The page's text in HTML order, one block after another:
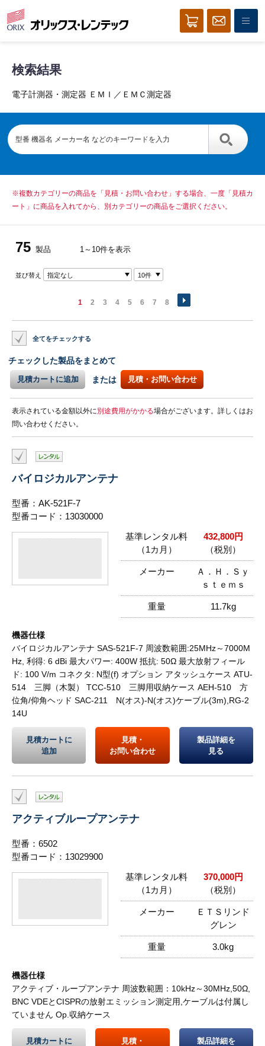
検索結果
電子計測器・測定器 ＥＭＩ／ＥＭＣ測定器
※複数カテゴリーの商品を「見積・お問い合わせ」する場合、一度「見積カ
ート」に商品を入れてから、別カテゴリーの商品をご選択ください。
75 製品 1～10件を表示
並び替え 指定なし 10件
1 2 3 4 5 6 7 8
全てをチェックする
チェックした製品をまとめて
見積カートに追加 または 見積・お問い合わせ
表示されている金額以外に別途費用がかかる場合がございます。詳しくはお
問い合わせください。
バイロジカルアンテナ
型番：AK-521F-7
型番コード：13030000
基準レンタル料
（1カ月）
432,800円
（税別）
メーカー
Ａ．Ｈ．Ｓｙ
ｓｔｅｍｓ
重量 11.7kg
機器仕様
バイロジカルアンテナ SAS-521F-7 周波数範囲:25MHz～7000M
Hz, 利得: 6 dBi 最大パワー: 400W 抵抗: 50Ω 最大放射フィール
ド: 100 V/m コネクタ: N型(f) オプション アタッシュケース ATU-
514 三脚（木製） TCC-510 三脚用収納ケース AEH-510 方
位角/仰角ヘッド SAC-211 N(オス)-N(オス)ケーブル(3m),RG-2
14U
見積カートに
追加
見積・
お問い合わせ
製品詳細を
見る
アクティブループアンテナ
型番：6502
型番コード：13029900
基準レンタル料
（1カ月）
370,000円
（税別）
メーカー
ＥＴＳリンド
グレン
重量 3.0kg
機器仕様
アクティブ・ループアンテナ 周波数範囲：10kHz～30MHz,50Ω,
BNC VDEとCISPRの放射エミッション測定用,ケーブルは付属し
ていません Op.収納ケース
見積カートに
見積・
製品詳細を